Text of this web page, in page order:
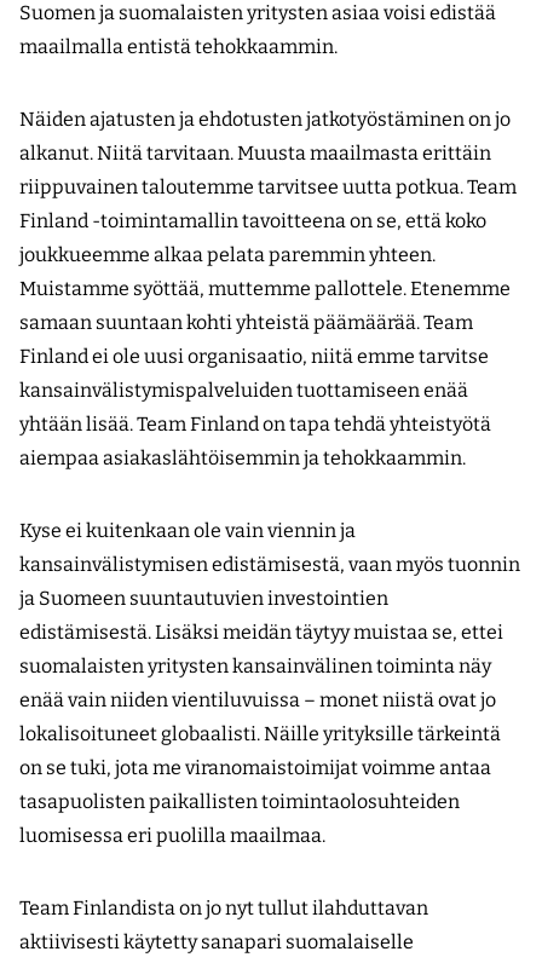
Suomen ja suomalaisten yritysten asiaa voisi edistää
maailmalla entistä tehokkaammin.
Näiden ajatusten ja ehdotusten jatkotyöstäminen on jo
alkanut. Niitä tarvitaan. Muusta maail­masta erittäin
riippuvainen taloutemme tarvitsee uutta potkua. Team
Finland -toimintamallin tavoitteena on se, että koko
joukkueemme alkaa pelata paremmin yhteen.
Muistamme syöttää, muttemme pallottele. Etenemme
samaan suuntaan kohti yhteistä päämäärää. Team
Finland ei ole uusi organisaatio, niitä emme tarvitse
kansainvälistymispalveluiden tuottamiseen enää
yhtään lisää. Team Finland on tapa tehdä yhteistyötä
aiempaa asiakaslähtöisemmin ja tehokkaammin.
Kyse ei kuitenkaan ole vain viennin ja
kansainvälistymisen edistämisestä, vaan myös tuonnin
ja Suomeen suuntautuvien investointien
edistämisestä. Lisäksi meidän täytyy muistaa se, ettei
suomalaisten yritysten kansainvälinen toiminta näy
enää vain niiden vientiluvuissa – monet niistä ovat jo
lokalisoituneet globaalisti. Näille yrityksille tärkeintä
on se tuki, jota me viranomaistoimijat voimme antaa
tasapuolisten paikallisten toimintaolosuhteiden
luomisessa eri puolilla maailmaa.
Team Finlandista on jo nyt tullut ilahduttavan
aktiivisesti käytetty sanapari suomalaiselle